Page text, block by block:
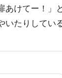
あけてー！」
いたりしてい